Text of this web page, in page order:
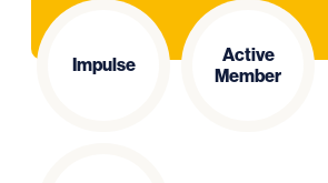
Impulse
Active
Member